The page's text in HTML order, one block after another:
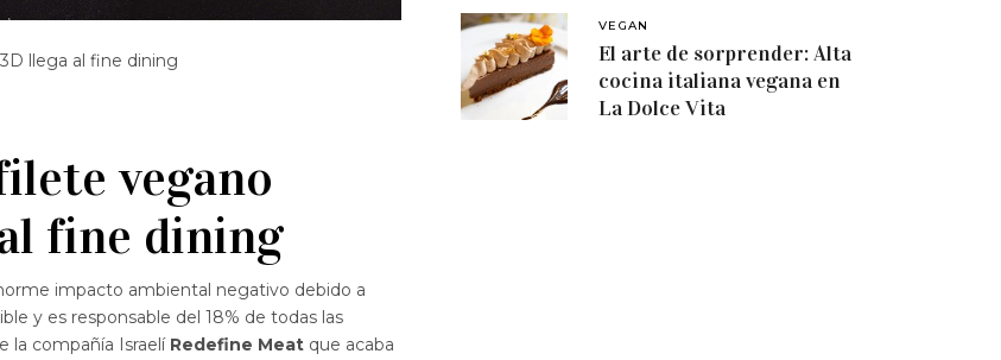
llega al fine dining
vegano
fine dining
impacto ambiental negativo debido a
y es responsable del 18% de todas las
la compañía Israelí Redefine Meat que acaba
VEGAN
El arte de sorprender: Alta
cocina italiana vegana en
La Dolce Vita